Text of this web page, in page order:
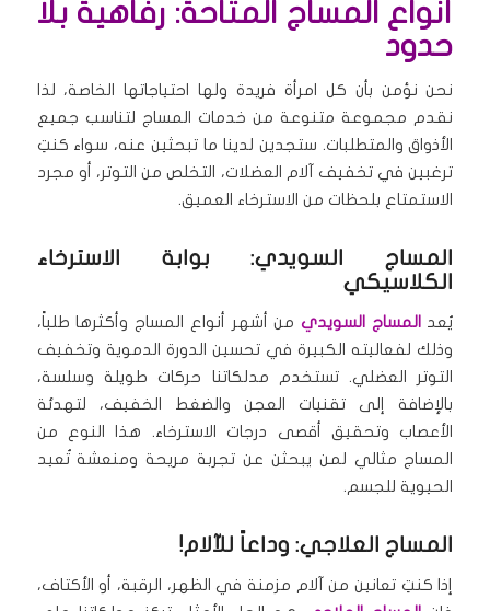
أنواع المساج المتاحة: رفاهية بلا
حدود
نحن نؤمن بأن كل امرأة فريدة ولها احتياجاتها الخاصة، لذا
نقدم مجموعة متنوعة من خدمات المساج لتناسب جميع
الأذواق والمتطلبات. ستجدين لدينا ما تبحثين عنه، سواء كنتِ
ترغبين في تخفيف آلام العضلات، التخلص من التوتر، أو مجرد
الاستمتاع بلحظات من الاسترخاء العميق.
المساج السويدي: بوابة الاسترخاء
الكلاسيكي
يُعد المساج السويدي من أشهر أنواع المساج وأكثرها طلباً،
وذلك لفعاليته الكبيرة في تحسين الدورة الدموية وتخفيف
التوتر العضلي. تستخدم مدلكاتنا حركات طويلة وسلسة،
بالإضافة إلى تقنيات العجن والضغط الخفيف، لتهدئة
الأعصاب وتحقيق أقصى درجات الاسترخاء. هذا النوع من
المساج مثالي لمن يبحثن عن تجربة مريحة ومنعشة تُعيد
الحيوية للجسم.
المساج العلاجي: وداعاً للآلام!
إذا كنتِ تعانين من آلام مزمنة في الظهر، الرقبة، أو الأكتاف،